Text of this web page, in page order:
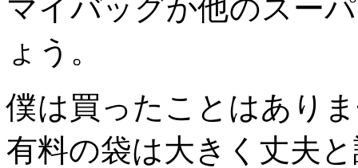
マイバッグか他のスー
ょう。
僕は買ったことはあり
有料の袋は大きく丈夫